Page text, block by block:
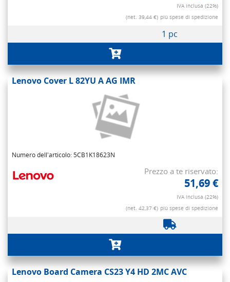
IVA inclusa (22%)
(net. 39,44 €) più spese di spedizione
1 pc
Lenovo Cover L 82YU A AG IMR
Numero dell'articolo: 5CB1K18623N
Prezzo a te riservato:
51,69 €
IVA inclusa (22%)
(net. 42,37 €) più spese di spedizione
Lenovo Board Camera CS23 Y4 HD 2MC AVC